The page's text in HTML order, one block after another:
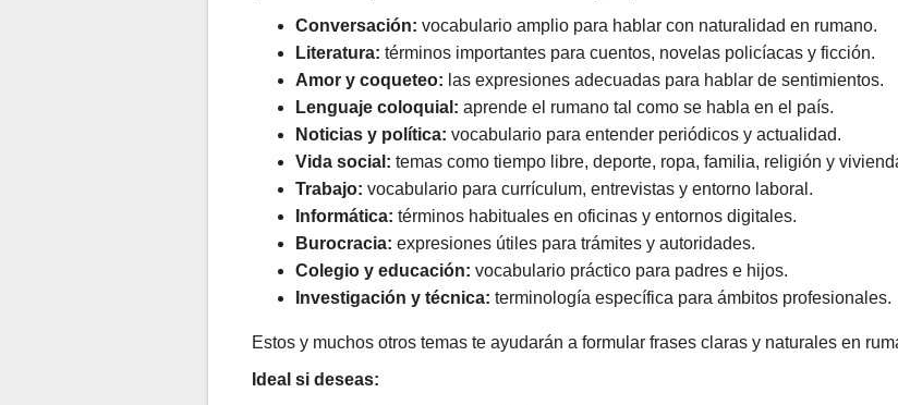
Conversación: vocabulario amplio para hablar con naturalidad en rumano.
Literatura: términos importantes para cuentos, novelas policíacas y ficción.
Amor y coqueteo: las expresiones adecuadas para hablar de sentimientos.
Lenguaje coloquial: aprende el rumano tal como se habla en el país.
Noticias y política: vocabulario para entender periódicos y actualidad.
Vida social: temas como tiempo libre, deporte, ropa, familia, religión y
Trabajo: vocabulario para currículum, entrevistas y entorno laboral.
Informática: términos habituales en oficinas y entornos digitales.
Burocracia: expresiones útiles para trámites y autoridades.
Colegio y educación: vocabulario práctico para padres e hijos.
Investigación y técnica: terminología específica para ámbitos profesionales.
Estos y muchos otros temas te ayudarán a formular frases claras y naturales en
Ideal si deseas: